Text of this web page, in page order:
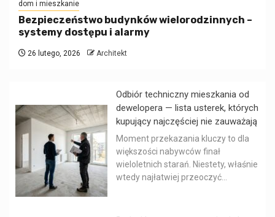
dom i mieszkanie
Bezpieczeństwo budynków wielorodzinnych –
systemy dostępu i alarmy
26 lutego, 2026 Architekt
Odbiór techniczny mieszkania od
dewelopera — lista usterek, których
kupujący najczęściej nie zauważają
Moment przekazania kluczy to dla
większości nabywców finał
wieloletnich starań. Niestety, właśnie
wtedy najłatwiej przeoczyć...